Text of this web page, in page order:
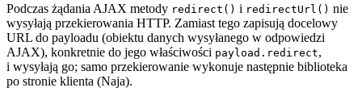
Podczas żądania AJAX metody redirect() i redirectUrl() nie
wysyłają przekierowania HTTP. Zamiast tego zapisują docelowy
URL do payloadu (obiektu danych wysyłanego w odpowiedzi
AJAX), konkretnie do jego właściwości payload.redirect,
i wysyłają go; samo przekierowanie wykonuje następnie biblioteka
po stronie klienta (Naja).